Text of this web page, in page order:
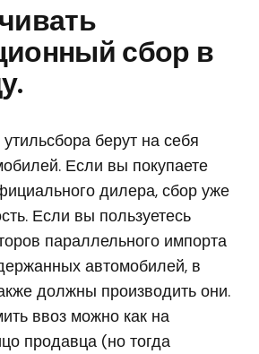
сбор в
берут на себя
Если вы покупаете
дилера, сбор уже
Если вы пользуетесь
параллельного импорта
автомобилей, в
должны производить они.
ввоз можно как на
продавца (но тогда